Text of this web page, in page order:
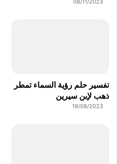
تفسير حلم رؤية السماء تمطر
ذهب لإبن سيرين
19/08/2023